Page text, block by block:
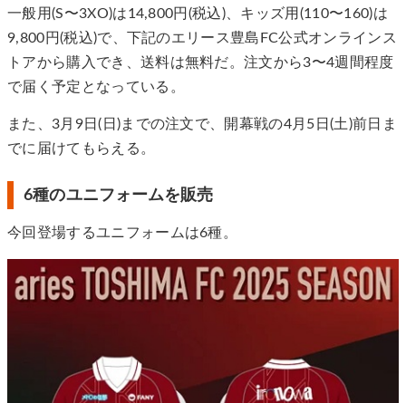
一般用(S〜3XO)は14,800円(税込)、キッズ用(110〜160)は
9,800円(税込)で、下記のエリース豊島FC公式オンラインス
トアから購入でき、送料は無料だ。注文から3〜4週間程度
で届く予定となっている。
また、3月9日(日)までの注文で、開幕戦の4月5日(土)前日ま
でに届けてもらえる。
6種のユニフォームを販売
今回登場するユニフォームは6種。